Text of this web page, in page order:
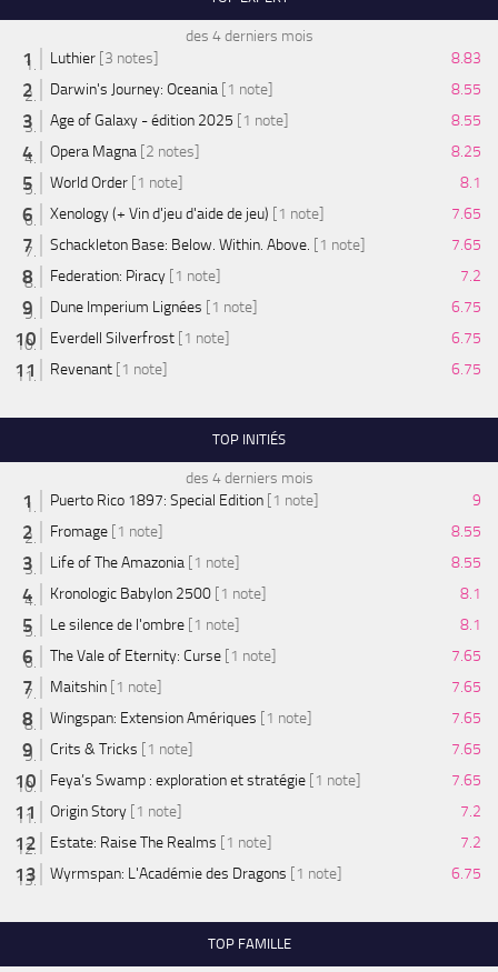
des 4 derniers mois
Luthier [3 notes]
8.83
Darwin's Journey: Oceania [1 note]
8.55
Age of Galaxy - édition 2025 [1 note]
8.55
Opera Magna [2 notes]
8.25
World Order [1 note]
8.1
Xenology (+ Vin d'jeu d'aide de jeu) [1 note]
7.65
Schackleton Base: Below. Within. Above. [1 note]
7.65
Federation: Piracy [1 note]
7.2
Dune Imperium Lignées [1 note]
6.75
Everdell Silverfrost [1 note]
6.75
Revenant [1 note] 6.75
TOP INITIÉS
des 4 derniers mois
Puerto Rico 1897: Special Edition [1 note]
9
Fromage [1 note]
8.55
Life of The Amazonia [1 note]
8.55
Kronologic Babylon 2500 [1 note]
8.1
Le silence de l'ombre [1 note]
8.1
The Vale of Eternity: Curse [1 note]
7.65
Maitshin [1 note]
7.65
Wingspan: Extension Amériques [1 note]
7.65
Crits & Tricks [1 note]
7.65
Feya’s Swamp : exploration et stratégie [1 note]
7.65
Origin Story [1 note]
7.2
Estate: Raise The Realms [1 note]
7.2
Wyrmspan: L'Académie des Dragons [1 note] 6.75
TOP FAMILLE